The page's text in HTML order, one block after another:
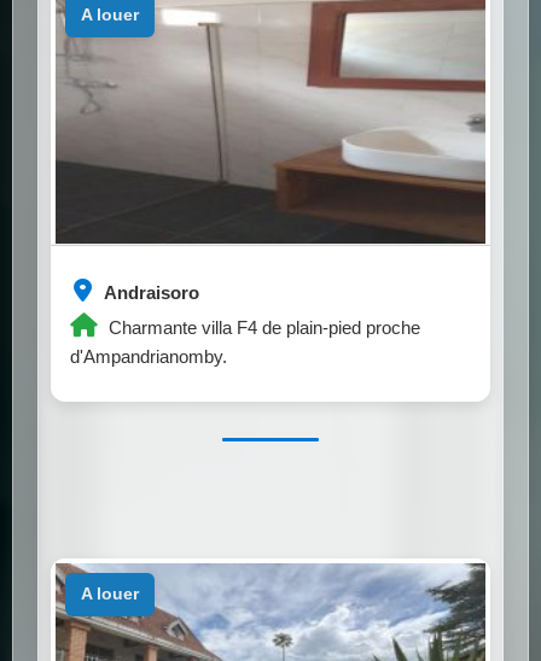
Andraisoro
Charmante villa F4 de plain-pied proche
d'Ampandrianomby.
a louer
a louer